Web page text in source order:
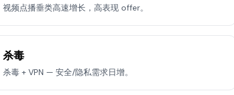
视频点播垂类高速增长，高表现 offer。
杀毒
杀毒 + VPN — 安全/隐私需求日增。